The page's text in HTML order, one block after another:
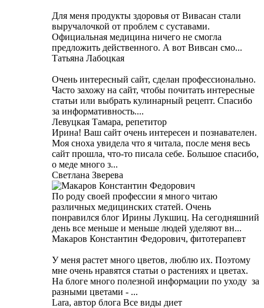
Для меня продукты здоровья от Вивасан стали
выручалочкой от проблем с суставами.
Официальная медицина ничего не смогла
предложить действенного. А вот Вивсан смо...
Татьяна Лабоцкая
Очень интересный сайт, сделан профессионально.
Часто захожу на сайт, чтобы почитать интересные
статьи или выбрать кулинарный рецепт. Спасибо
за информативность....
Левуцкая Тамара, репетитор
Ирина! Ваш сайт очень интересен и познавателен.
Моя сноха увидела что я читала, после меня весь
сайт прошла, что-то писала себе. Большое спасибо,
о меде много з...
Светлана Зверева
По роду своей профессии я много читаю
различных медицинских статей. Очень
понравился блог Ирины Лукшиц. На сегодняшний
день все меньше и меньше людей уделяют вн...
Макаров Константин Федорович, фитотерапевт
У меня растет много цветов, люблю их. Поэтому
мне очень нравятся статьи о растениях и цветах.
На блоге много полезной информации по уходу за
разными цветами - ...
Lara, автор блога Все виды диет